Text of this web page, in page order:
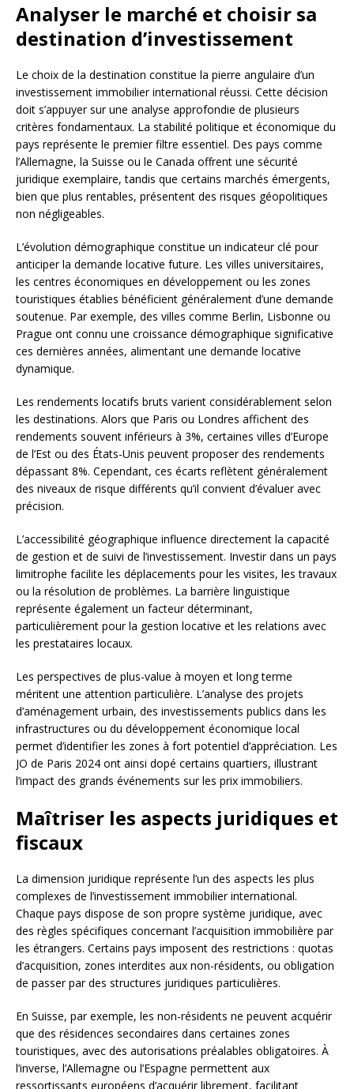
Analyser le marché et choisir sa
destination d’investissement
Le choix de la destination constitue la pierre angulaire d’un
investissement immobilier international réussi. Cette décision
doit s’appuyer sur une analyse approfondie de plusieurs
critères fondamentaux. La stabilité politique et économique du
pays représente le premier filtre essentiel. Des pays comme
l’Allemagne, la Suisse ou le Canada offrent une sécurité
juridique exemplaire, tandis que certains marchés émergents,
bien que plus rentables, présentent des risques géopolitiques
non négligeables.
L’évolution démographique constitue un indicateur clé pour
anticiper la demande locative future. Les villes universitaires,
les centres économiques en développement ou les zones
touristiques établies bénéficient généralement d’une demande
soutenue. Par exemple, des villes comme Berlin, Lisbonne ou
Prague ont connu une croissance démographique significative
ces dernières années, alimentant une demande locative
dynamique.
Les rendements locatifs bruts varient considérablement selon
les destinations. Alors que Paris ou Londres affichent des
rendements souvent inférieurs à 3%, certaines villes d’Europe
de l’Est ou des États-Unis peuvent proposer des rendements
dépassant 8%. Cependant, ces écarts reflètent généralement
des niveaux de risque différents qu’il convient d’évaluer avec
précision.
L’accessibilité géographique influence directement la capacité
de gestion et de suivi de l’investissement. Investir dans un pays
limitrophe facilite les déplacements pour les visites, les travaux
ou la résolution de problèmes. La barrière linguistique
représente également un facteur déterminant,
particulièrement pour la gestion locative et les relations avec
les prestataires locaux.
Les perspectives de plus-value à moyen et long terme
méritent une attention particulière. L’analyse des projets
d’aménagement urbain, des investissements publics dans les
infrastructures ou du développement économique local
permet d’identifier les zones à fort potentiel d’appréciation. Les
JO de Paris 2024 ont ainsi dopé certains quartiers, illustrant
l’impact des grands événements sur les prix immobiliers.
Maîtriser les aspects juridiques et
fiscaux
La dimension juridique représente l’un des aspects les plus
complexes de l’investissement immobilier international.
Chaque pays dispose de son propre système juridique, avec
des règles spécifiques concernant l’acquisition immobilière par
les étrangers. Certains pays imposent des restrictions : quotas
d’acquisition, zones interdites aux non-résidents, ou obligation
de passer par des structures juridiques particulières.
En Suisse, par exemple, les non-résidents ne peuvent acquérir
que des résidences secondaires dans certaines zones
touristiques, avec des autorisations préalables obligatoires. À
l’inverse, l’Allemagne ou l’Espagne permettent aux
ressortissants européens d’acquérir librement, facilitant